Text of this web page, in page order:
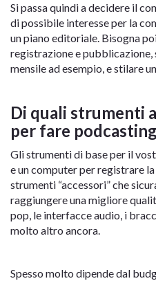
Si passa quindi a decidere il
di possibile interesse per la
un piano editoriale. Bisogna
registrazione e
mensile ad esempio, e stilare
Di quali strumenti
per fare podcasting
Gli strumenti di base per il
e un computer per registrare
strumenti “accessori” che
raggiungere una migliore
pop, le interfacce audio, i
molto altro ancora.
Spesso molto dipende dal